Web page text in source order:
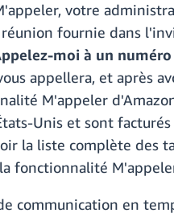
votre
fournie dans
moi à un
appellera, et après
M'appeler
Unis et sont
la liste complète des
fonctionnalité
communication en